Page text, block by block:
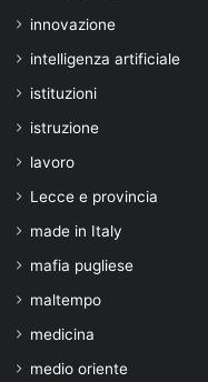
innovazione
intelligenza artificiale
istituzioni
istruzione
lavoro
Lecce e provincia
made in Italy
mafia pugliese
maltempo
medicina
medio oriente